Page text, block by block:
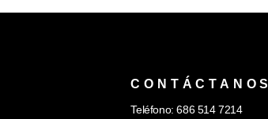
CONTÁCTANOS
Teléfono: 686 514 7214